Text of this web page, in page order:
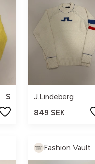
S
J.Lindeberg
849 SEK
Fashion Vault